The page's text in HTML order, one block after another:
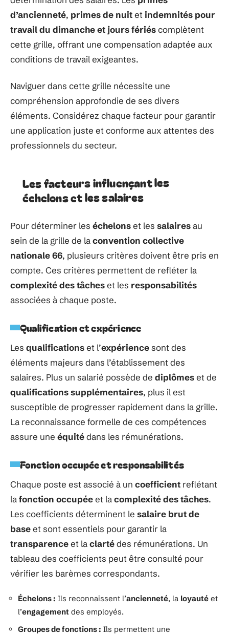
d’ancienneté, primes de nuitet indemnités pour
travail du dimanche et jours fériéscomplètent
cette grille, offrant une compensation adaptée aux
conditions de travail exigeantes.
Naviguer dans cette grille nécessite une
compréhension approfondie de ses divers
éléments. Considérez chaque facteur pour garantir
une application juste et conforme aux attentes des
professionnels du secteur.
Les facteurs influençant les
échelons et les salaires
Pour déterminer les échelonset les salairesau
sein de la grille de laconvention collective
nationale 66, plusieurs critères doivent être pris en
compte. Ces critères permettent de refléter la
complexité des tâcheset les responsabilités
associées à chaque poste.
Qualification et expérience
Les qualificationset l’expériencesont des
éléments majeurs dans l’établissement des
salaires. Plus un salarié possède de diplômeset de
qualifications supplémentaires, plus il est
susceptible de progresser rapidement dans la grille.
La reconnaissance formelle de ces compétences
assure une équitédans les rémunérations.
Fonction occupée et responsabilités
Chaque poste est associé à un coefficient reflétant
lafonction occupéeet lacomplexité des tâches.
Les coefficients déterminent le salaire brut de
baseet sont essentiels pour garantir la
transparenceet laclartédes rémunérations. Un
tableau des coefficients peut être consulté pour
vérifier les barèmes correspondants.
Échelons : Ils reconnaissent l’ancienneté, la loyauté et
l’engagement des employés.
Groupes de fonctions : Ils permettent une